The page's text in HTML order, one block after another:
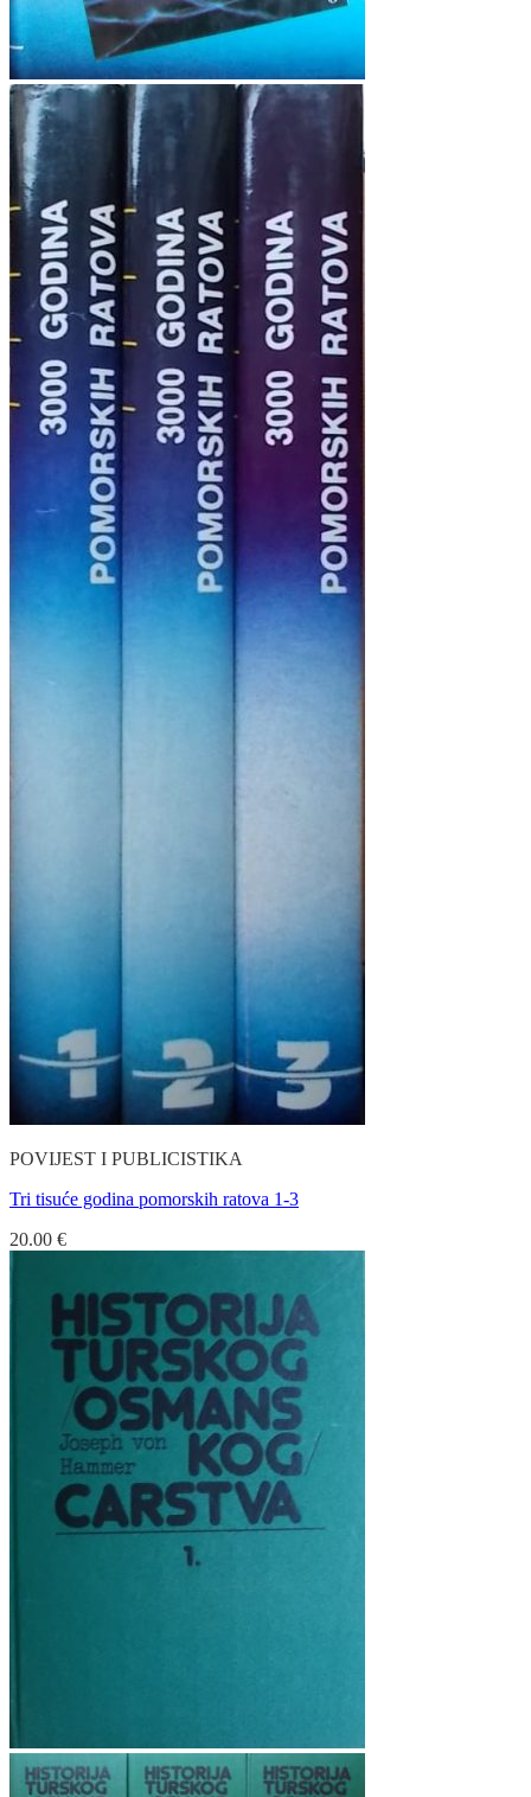
POVIJEST I PUBLICISTIKA
Tri tisuće godina pomorskih ratova 1-3
20.00 €